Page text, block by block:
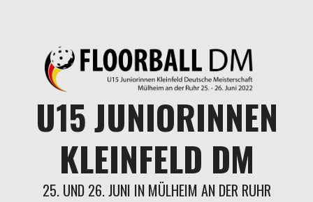
U15 JUNIORINNEN
KLEINFELD DM
25. UND 26. JUNI IN MÜLHEIM AN DER RUHR